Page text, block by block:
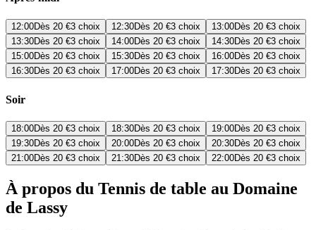
12:00Dès 20 €3 choix 12:30Dès 20 €3 choix 13:00Dès 20 €3 choix
13:30Dès 20 €3 choix 14:00Dès 20 €3 choix 14:30Dès 20 €3 choix
15:00Dès 20 €3 choix 15:30Dès 20 €3 choix 16:00Dès 20 €3 choix
16:30Dès 20 €3 choix 17:00Dès 20 €3 choix 17:30Dès 20 €3 choix
Soir
18:00Dès 20 €3 choix 18:30Dès 20 €3 choix 19:00Dès 20 €3 choix
19:30Dès 20 €3 choix 20:00Dès 20 €3 choix 20:30Dès 20 €3 choix
21:00Dès 20 €3 choix 21:30Dès 20 €3 choix 22:00Dès 20 €3 choix
À propos du Tennis de table au Domaine
de Lassy